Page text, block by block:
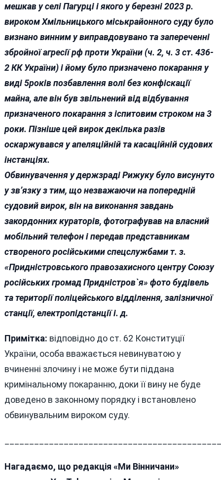
мешкав у селі Пагурці і якого у березні 2023 р.
вироком Хмільницького міськрайонного суду було
визнано винним у виправдовувано та запереченні
збройної агресії рф проти України (ч. 2, ч. 3 ст. 436-
2 КК України) і йому було призначено покарання у
виді 5років позбавлення волі без конфіскації
майна, але він був звільнений від відбування
призначеного покарання з іспитовим строком на 3
роки. Пізніше цей вирок декілька разів
оскаржувався у апеляційній та касаційній судових
інстанціях.
Обвинувачення у держзраді Рижуку було висунуто
у зв’язку з тим, що незважаючи на попередній
судовий вирок, він на виконання завдань
закордонних кураторів, фотографував на власний
мобільний телефон і передав представникам
створеного російськими спецслужбами т. з.
«Придністровського правозахисного центру Союзу
російських громад Придністров`я» фото будівель
та території поліцейського відділення, залізничної
станції, електропідстанції і. д.
Примітка: відповідно до ст. 62 Конституції
України, особа вважається невинуватою у
вчиненні злочину і не може бути піддана
кримінальному покаранню, доки її вину не буде
доведено в законному порядку і встановлено
обвинувальним вироком суду.
Нагадаємо, що редакція «Ми Вінничани»